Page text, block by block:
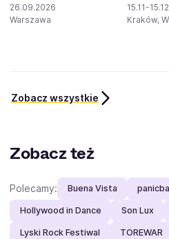
26.09.2026
Warszawa
15.11-
Kraków,
Zobacz wszystkie
Zobacz też
Polecamy: Buena Vista
Hollywood in Dance Son Lux
Lyski Rock Festiwal TOREWAR